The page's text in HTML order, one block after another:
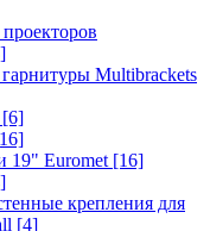
Multibrackets
[6]
19" Euromet [16]
крепления для
[4]